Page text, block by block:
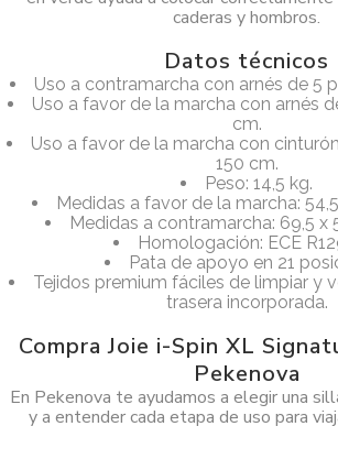
caderas y hombros.
Datos técnicos
Uso a contramarcha con arnés de 5
Uso a favor de la marcha con arnés
cm.
Uso a favor de la marcha con
150 cm.
Peso: 14,5 kg.
Medidas a favor de la marcha:
Medidas a contramarcha: 69,5 x
Homologación: ECE
Pata de apoyo en 21
Tejidos premium fáciles de limpiar y
trasera incorporada.
Compra Joie i-Spin XL
Pekenova
En Pekenova te ayudamos a elegir una
y a entender cada etapa de uso para